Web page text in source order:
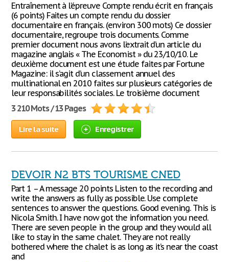
Entraînement à l’épreuve Compte rendu écrit en français
(6 points) Faites un compte rendu du dossier
documentaire en français. (environ 300 mots) Ce dossier
documentaire, regroupe trois documents. Comme
premier document nous avons l’extrait d’un article du
magazine anglais « The Economist » du 23/10/10. Le
deuxième document est une étude faites par Fortune
Magazine: il s’agit d’un classement annuel des
multinational en 2010 faites sur plusieurs catégories de
leur responsabilités sociales. Le troisième document
3 210 Mots / 13 Pages
Lire la suite Enregistrer
DEVOIR N2 BTS TOURISME CNED
Part 1 – A message 20 points Listen to the recording and
write the answers as fully as possible. Use complete
sentences to answer the questions. Good evening. This is
Nicola Smith. I have now got the information you need.
There are seven people in the group and they would all
like to stay in the same chalet. They are not really
bothered where the chalet is as long as it’s near the coast
and